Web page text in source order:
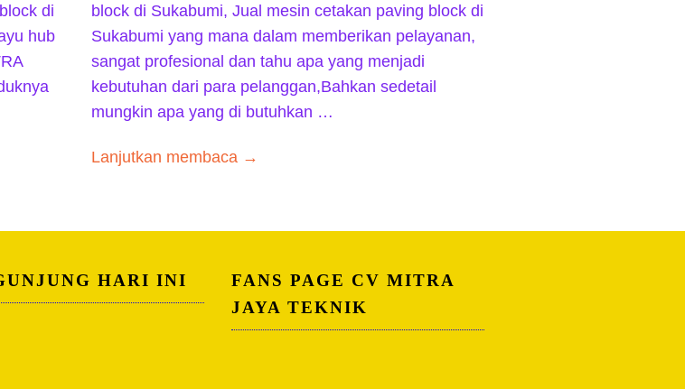
di
hub
block di Sukabumi, Jual mesin cetakan paving block di
Sukabumi yang mana dalam memberikan pelayanan,
sangat profesional dan tahu apa yang menjadi
kebutuhan dari para pelanggan,Bahkan sedetail
mungkin apa yang di butuhkan …
Lanjutkan membaca →
HARI INI
FANS PAGE CV MITRA
JAYA TEKNIK